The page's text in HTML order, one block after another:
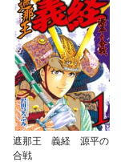
遮那王 義経 源平の
合戦